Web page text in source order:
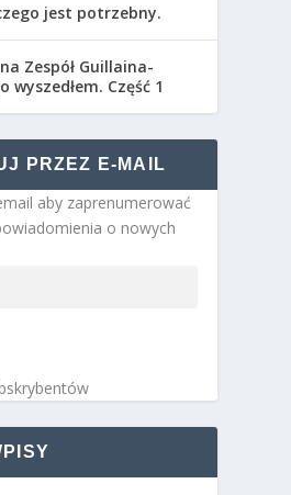
jest potrzebny.
Zespół Guillaina-
Część 1
PRZEZ E-MAIL
aby zaprenumerować
o nowych